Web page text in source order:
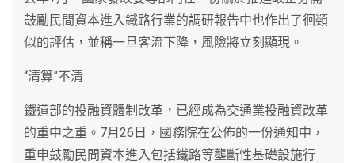
鼓勵民間資本進入鐵路行業的調研報告中也作出了徊類
似的評估，並稱一旦客流下降，風險將立刻顯現。
“清算”不清
鐵道部的投融資體制改革，已經成為交通業投融資改革
的重中之重。7月26日，國務院在公佈的一份通知中，
重申鼓勵民間資本進入包括鐵路等壟斷性基礎設施行